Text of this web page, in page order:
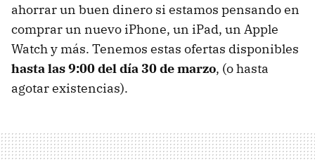
ahorrar un buen dinero si estamos pensando en
comprar un nuevo iPhone, un iPad, un Apple
Watch y más. Tenemos estas ofertas disponibles
hasta las 9:00 del día 30 de marzo, (o hasta
agotar existencias).